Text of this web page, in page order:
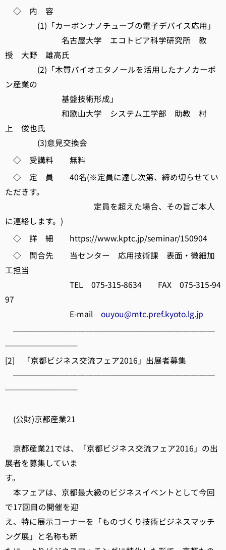
◇ 内 容
(1)「カーボンナノチューブの電子デバイス応用」
名古屋大学 エコトピア科学研究所 教
授 大野 雄高氏
(2)「木質バイオエタノールを活用したナノカーボ
ン産業の
基盤技術形成」
和歌山大学 システム工学部 助教 村
上 俊也氏
(3)意見交換会
◇ 受講料 無料
◇ 定 員 40名(※定員に達し次第、締め切らせてい
ただきす。
定員を超えた場合、その旨ご本人
に連絡します。)
◇ 詳 細 https://www.kptc.jp/seminar/150904
◇ 問合先 当センター 応用技術課 表面・微細加
工担当
TEL 075-315-8634 FAX 075-315-94
97
E-mail ouyou@mtc.pref.kyoto.lg.jp
─────────────────────────
─────────
[2] 「京都ビジネス交流フェア2016」出展者募集
─────────────────────────
─────────
(公財)京都産業21
京都産業21では、「京都ビジネス交流フェア2016」の出
展者を募集していま
す。
本フェアは、京都最大級のビジネスイベントとして今回
で17回目の開催を迎
え、特に展示コーナーを「ものづくり技術ビジネスマッチ
ング展」と名称も新